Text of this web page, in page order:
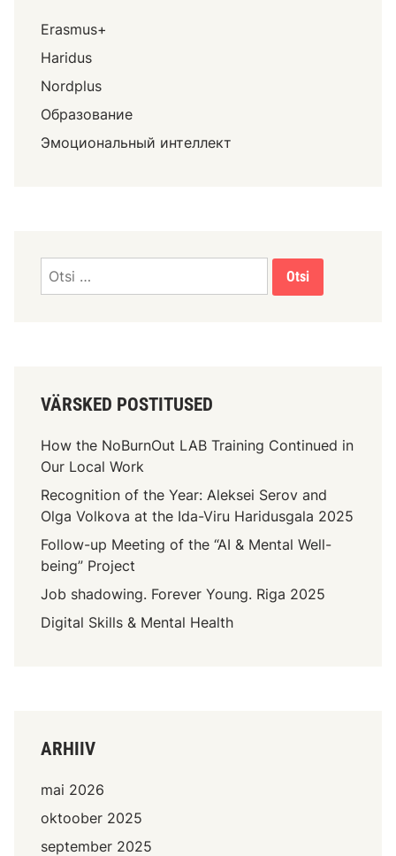
Erasmus+
Haridus
Nordplus
Образование
Эмоциональный интеллект
VÄRSKED POSTITUSED
How the NoBurnOut LAB Training Continued in
Our Local Work
Recognition of the Year: Aleksei Serov and
Olga Volkova at the Ida-Viru Haridusgala 2025
Follow-up Meeting of the “AI & Mental Well-
being” Project
Job shadowing. Forever Young. Riga 2025
Digital Skills & Mental Health
ARHIIV
mai 2026
oktoober 2025
september 2025